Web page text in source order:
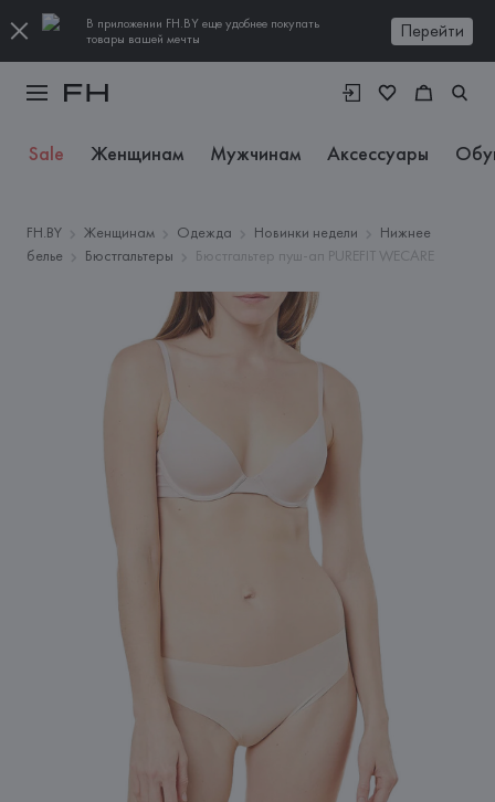
В приложении FH.BY еще удобнее покупать
товары вашей мечты
Перейти
Sale Женщинам Мужчинам Аксессуары
FH.BY Женщинам Одежда Новинки недели
Нижнее
белье
Бюстгальтеры Бюстгальтер пуш-ап PUREFIT WECARE